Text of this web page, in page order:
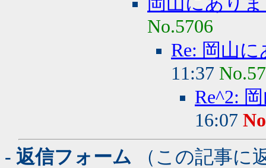
No.5706
Re: 岡山
11:37
Re^2:
16:07
- 返信フォーム （この記事に